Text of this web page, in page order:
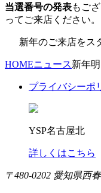
当選番号の発表もご
ってご来店ください。
新年のご来店をス
HOMEニュース新年
プライバシーポ
YSP名古屋北
詳しくはこちら
〒480-0202 愛知県西